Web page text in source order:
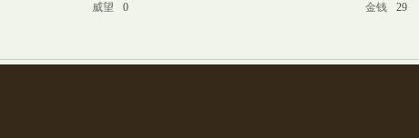
威望 0 金钱
29